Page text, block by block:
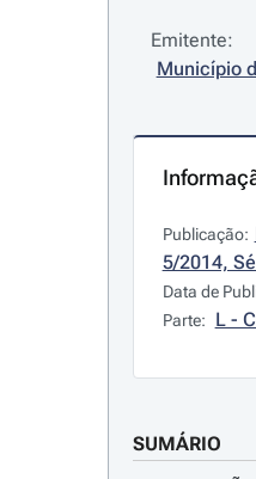
Emitente:
Município
Publicação:
5/2014,
Data de
Parte: L -
SUMÁRIO